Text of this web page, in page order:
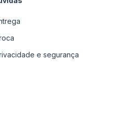
e segurança